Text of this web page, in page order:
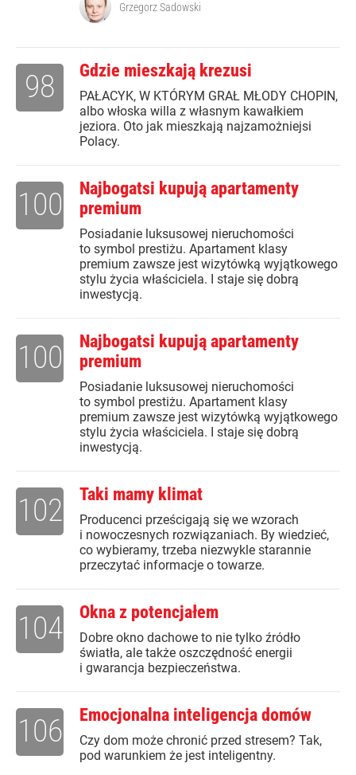
Grzegorz Sadowski
Gdzie mieszkają krezusi
PAŁACYK, W KTÓRYM GRAŁ MŁODY CHOPIN,
albo włoska willa z własnym kawałkiem
jeziora. Oto jak mieszkają najzamożniejsi
Polacy.
98
Najbogatsi kupują apartamenty
premium
Posiadanie luksusowej nieruchomości
to symbol prestiżu. Apartament klasy
premium zawsze jest wizytówką wyjątkowego
stylu życia właściciela. I staje się dobrą
inwestycją.
100
Najbogatsi kupują apartamenty
premium
Posiadanie luksusowej nieruchomości
to symbol prestiżu. Apartament klasy
premium zawsze jest wizytówką wyjątkowego
stylu życia właściciela. I staje się dobrą
inwestycją.
100
Taki mamy klimat
Producenci prześcigają się we wzorach
i nowoczesnych rozwiązaniach. By wiedzieć,
co wybieramy, trzeba niezwykle starannie
przeczytać informacje o towarze.
102
Okna z potencjałem
Dobre okno dachowe to nie tylko źródło
światła, ale także oszczędność energii
i gwarancja bezpieczeństwa.
104
Emocjonalna inteligencja domów
Czy dom może chronić przed stresem? Tak,
pod warunkiem że jest inteligentny.
106